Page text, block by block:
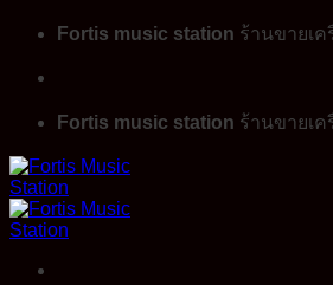
Skip
Fortis music station ร้านขายเ
Fortis music station ร้านขายเ